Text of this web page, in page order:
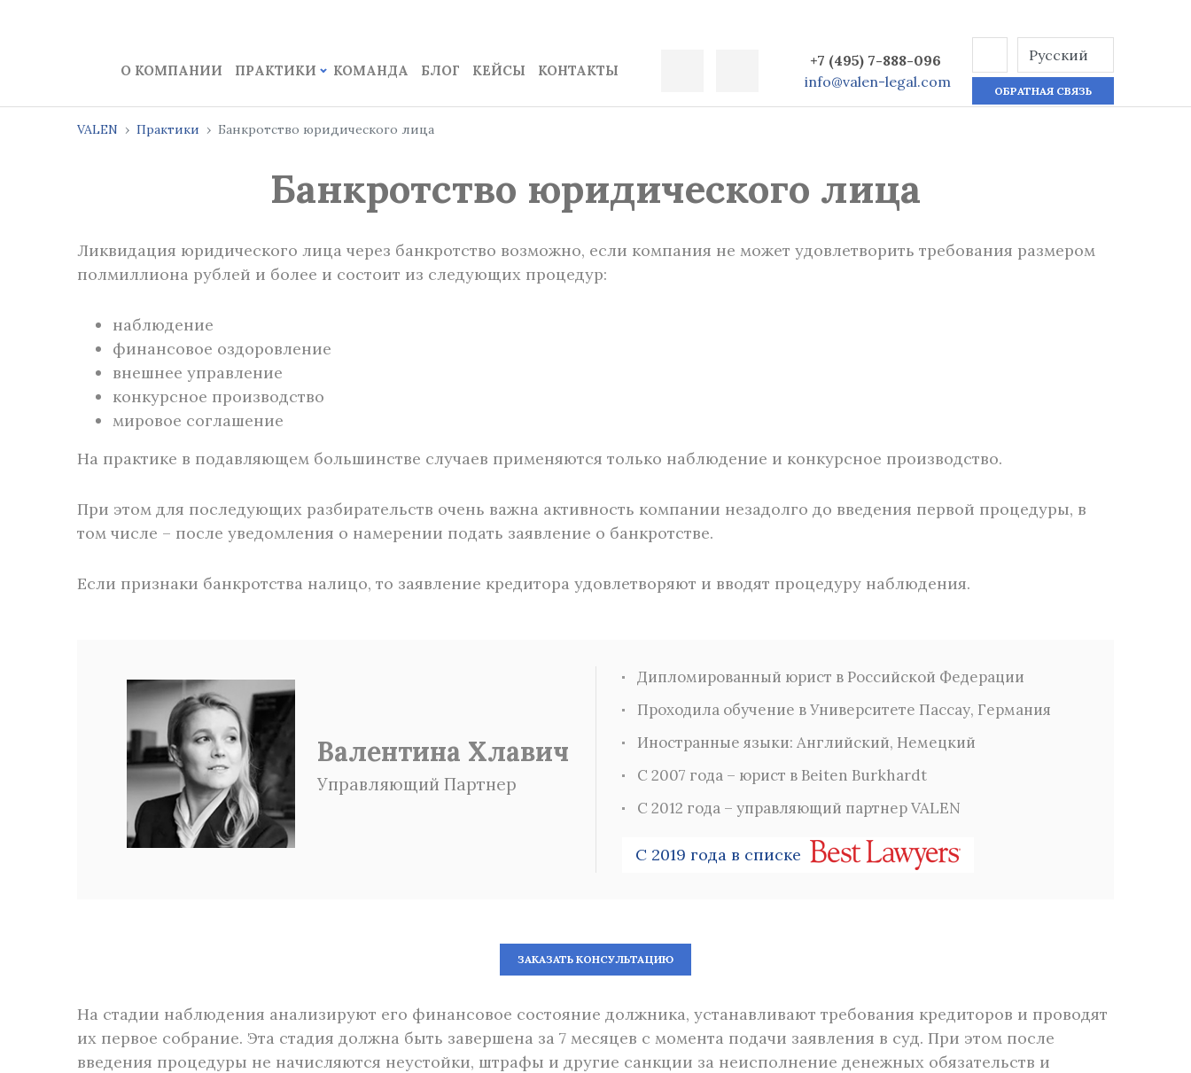
О КОМПАНИИ ПРАКТИКИ КОМАНДА БЛОГ КЕЙСЫ КОНТАКТЫ
+7 (495) 7-888-096
info@valen-legal.com
ОБРАТНАЯ СВЯЗЬ
VALEN Практики Банкротство юридического лица
Банкротство юридического лица
Ликвидация юридического лица через банкротство возможно, если компания не может удовлетворить требования размером
полмиллиона рублей и более и состоит из следующих процедур:
наблюдение
финансовое оздоровление
внешнее управление
конкурсное производство
мировое соглашение
На практике в подавляющем большинстве случаев применяются только наблюдение и конкурсное производство.
При этом для последующих разбирательств очень важна активность компании незадолго до введения первой процедуры, в
том числе – после уведомления о намерении подать заявление о банкротстве.
Если признаки банкротства налицо, то заявление кредитора удовлетворяют и вводят процедуру наблюдения.
Валентина Хлавич
Управляющий Партнер
Дипломированный юрист в Российской Федерации
Проходила обучение в Университете Пассау, Германия
Иностранные языки: Английский, Немецкий
С 2007 года – юрист в Beiten Burkhardt
C 2012 года – управляющий партнер VALEN
С 2019 года в списке
ЗАКАЗАТЬ КОНСУЛЬТАЦИЮ
На стадии наблюдения анализируют его финансовое состояние должника, устанавливают требования кредиторов и проводят
их первое собрание. Эта стадия должна быть завершена за 7 месяцев с момента подачи заявления в суд. При этом после
введения процедуры не начисляются неустойки, штрафы и другие санкции за неисполнение денежных обязательств и